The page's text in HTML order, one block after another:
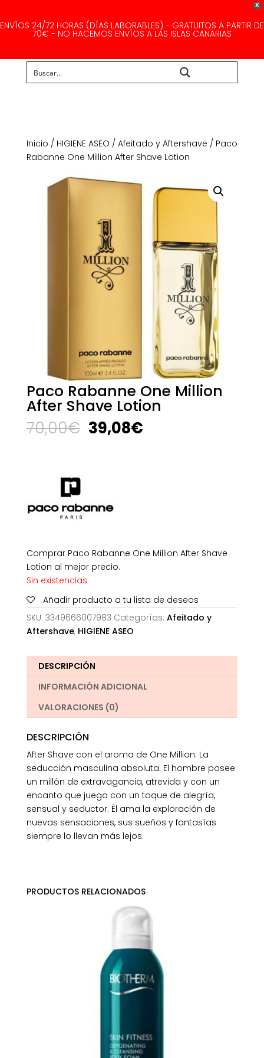
X
ENVÍOS 24/72 HORAS (DÍAS LABORABLES) - GRATUITOS A PARTIR DE
70€ - NO HACEMOS ENVÍOS A LAS ISLAS CANARIAS
Inicio / HIGIENE ASEO / Afeitado y Aftershave / Paco
Rabanne One Million After Shave Lotion
Paco Rabanne One Million
After Shave Lotion
70,00€ El
precio
39,08€El
Comprar Paco Rabanne One Million After Shave
Lotion al mejor precio.
Sin existencias
Añadir producto a tu lista de deseos
SKU: 3349666007983 Categorías: Afeitado y
Aftershave, HIGIENE ASEO
DESCRIPCIÓN
INFORMACIÓN ADICIONAL
VALORACIONES (0)
DESCRIPCIÓN
After Shave con el aroma de One Million. La
seducción masculina absoluta. El hombre posee
un millón de extravagancia, atrevida y con un
encanto que juega con un toque de alegría,
sensual y seductor. Él ama la exploración de
nuevas sensaciones, sus sueños y fantasías
siempre lo llevan más lejos.
PRODUCTOS RELACIONADOS